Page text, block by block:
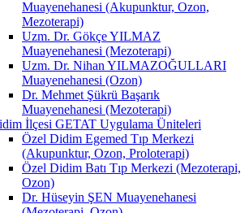
Muayenehanesi (Akupunktur, Ozon,
Mezoterapi)
Uzm. Dr. Gökçe YILMAZ
Muayenehanesi (Mezoterapi)
Uzm. Dr. Nihan YILMAZOĞULLARI
Muayenehanesi (Ozon)
Dr. Mehmet Şükrü Başarık
Muayenehanesi (Mezoterapi)
İlçesi GETAT Uygulama Üniteleri
Özel Didim Egemed Tıp Merkezi
(Akupunktur, Ozon, Proloterapi)
Özel Didim Batı Tıp Merkezi (Mezoterapi,
Ozon)
Dr. Hüseyin ŞEN Muayenehanesi